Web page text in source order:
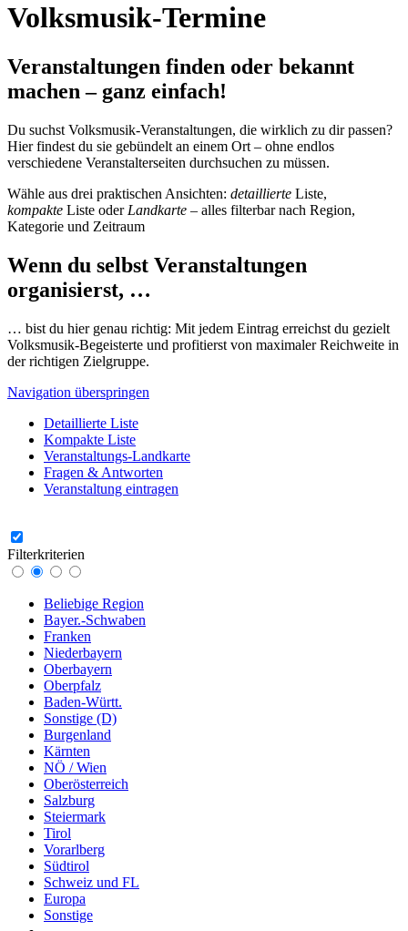
Volksmusik-Termine
Veranstaltungen finden oder bekannt
machen – ganz einfach!
Du suchst Volksmusik-Veranstaltungen, die wirklich zu dir passen?
Hier findest du sie gebündelt an einem Ort – ohne endlos
verschiedene Veranstalterseiten durchsuchen zu müssen.
Wähle aus drei praktischen Ansichten: detaillierte Liste,
kompakte Liste oder Landkarte – alles filterbar nach Region,
Kategorie und Zeitraum
Wenn du selbst Veranstaltungen
organisierst, …
… bist du hier genau richtig: Mit jedem Eintrag erreichst du gezielt
Volksmusik-Begeisterte und profitierst von maximaler Reichweite in
der richtigen Zielgruppe.
Navigation überspringen
Detaillierte Liste
Kompakte Liste
Veranstaltungs-Landkarte
Fragen & Antworten
Veranstaltung eintragen
Filterkriterien
Beliebige Region
Bayer.-Schwaben
Franken
Niederbayern
Oberbayern
Oberpfalz
Baden-Württ.
Sonstige (D)
Burgenland
Kärnten
NÖ / Wien
Oberösterreich
Salzburg
Steiermark
Tirol
Vorarlberg
Südtirol
Schweiz und FL
Europa
Sonstige